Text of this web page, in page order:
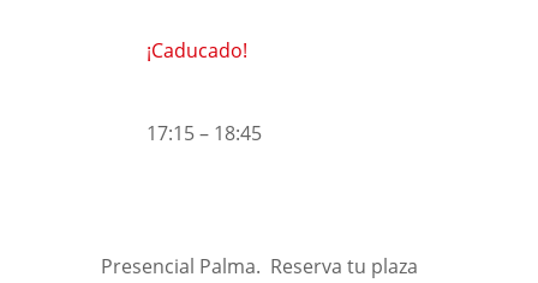
¡Caducado!
17:15 – 18:45
Presencial Palma. Reserva tu plaza